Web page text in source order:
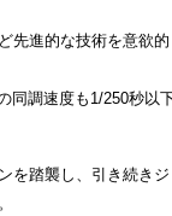
先進的な技術を意欲的
同調速度も1/250秒以
を踏襲し、引き続きジ